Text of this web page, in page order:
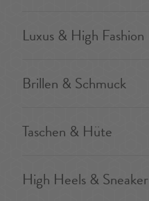
Luxus & High Fashion
Brillen & Schmuck
Taschen & Hüte
High Heels & Sneaker